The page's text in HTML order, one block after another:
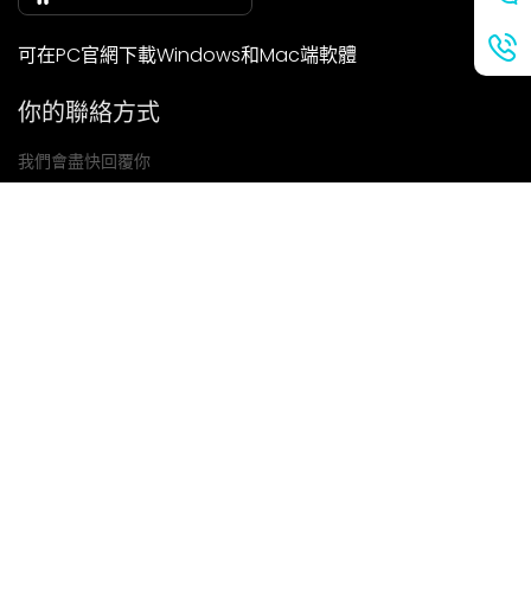
可在PC官網下載Windows和Mac端軟體
你的聯絡方式
我們會盡快回覆你